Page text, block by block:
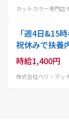
「週4日&15
祝休みで扶養
時給1,400円
株式会社ベリ・マッ